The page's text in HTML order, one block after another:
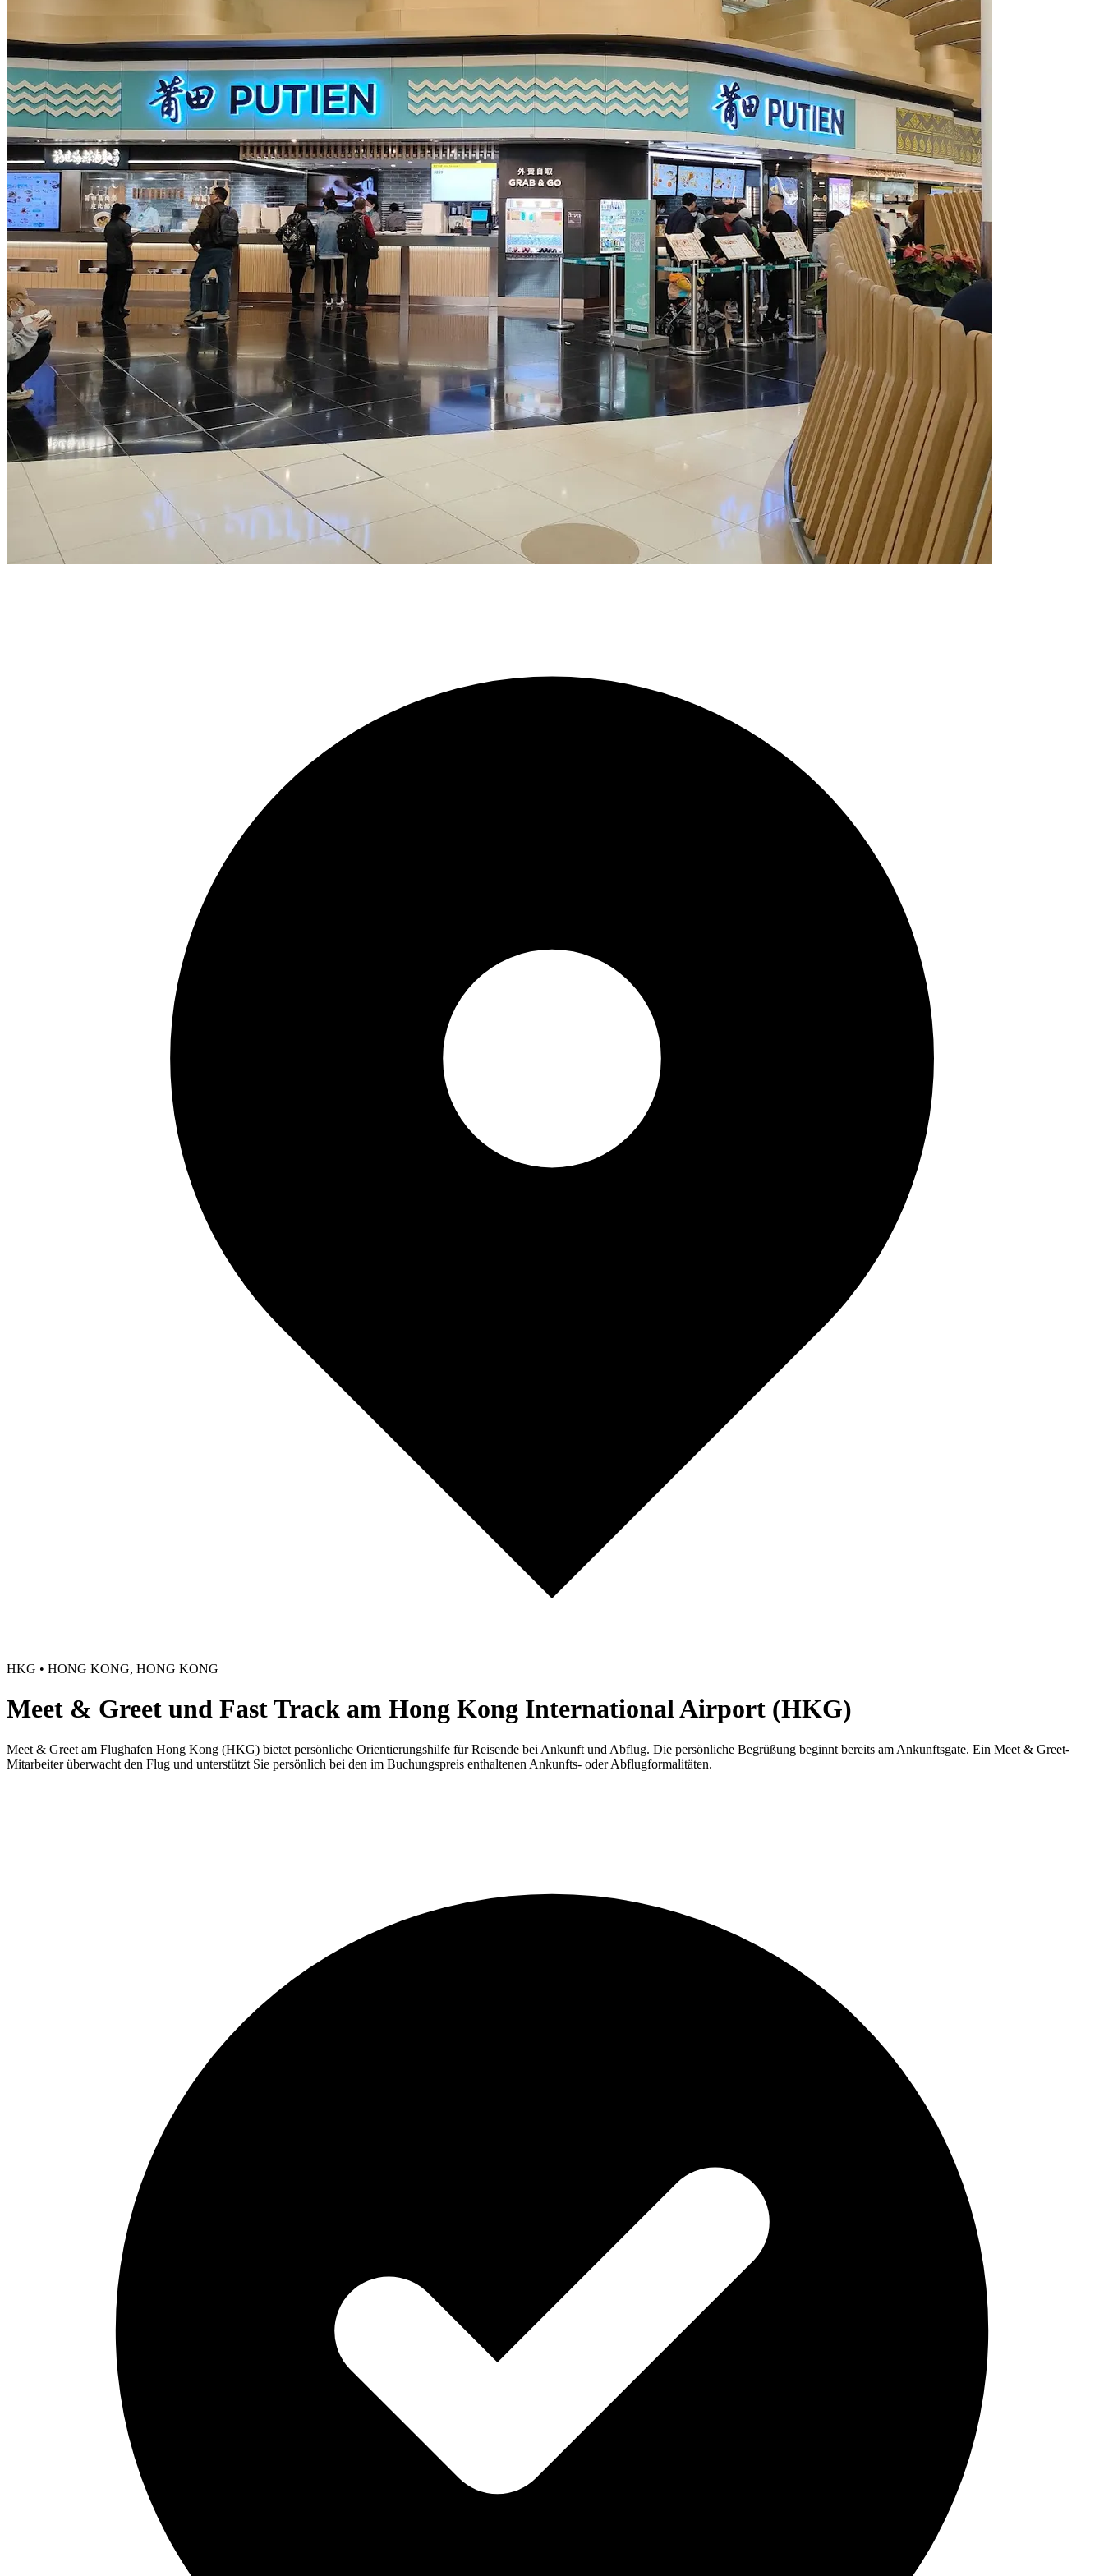
HKG • HONG KONG, HONG KONG
Meet & Greet und Fast Track am Hong Kong International Airport (HKG)
Meet & Greet am Flughafen Hong Kong (HKG) bietet persönliche Orientierungshilfe für Reisende bei Ankunft und Abflug. Die persönliche Begrüßung beginnt bereits am Ankunftsgate. Ein Meet & Greet-
Mitarbeiter überwacht den Flug und unterstützt Sie persönlich bei den im Buchungspreis enthaltenen Ankunfts- oder Abflugformalitäten.